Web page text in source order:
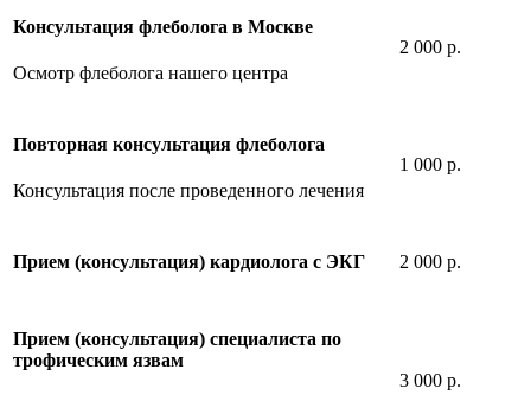
Консультация флеболога в Москве
Осмотр флеболога нашего центра
2 000 р.
Повторная консультация флеболога
Консультация после проведенного лечения
1 000 р.
Прием (консультация) кардиолога с ЭКГ 2 000 р.
Прием (консультация) специалиста по
трофическим язвам
3 000 р.